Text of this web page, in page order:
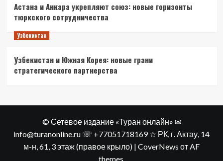
Астана и Анкара укрепляют союз: новые горизонты
тюркского сотрудничества
Узбекистан
Узбекистан и Южная Корея: новые грани
стратегического партнерства
© Сетевое издание «Туран онлайн» ✉
info@turanonline.ru ☏ +77051718169 ☆ РК, г. Актау​, 14
м-н, 61, 3 этаж (правое крыло) | CoverNews от AF
themes.